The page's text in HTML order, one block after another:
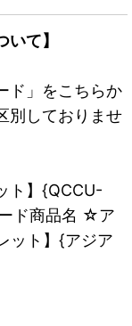
て】
ド」をこちらか
別しておりませ
ト】{QCCU-
ド商品名 ☆ア
ット】{アジア